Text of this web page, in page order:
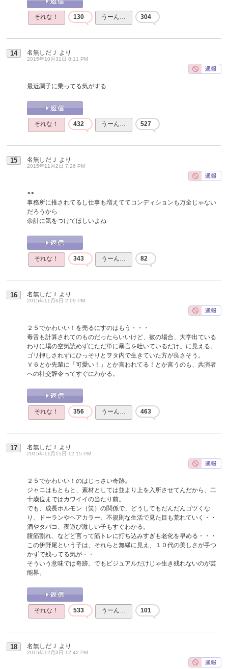
それな！ 130 うーん… 304
14 名無しだＪ より
2015年10月31日 8:11 PM
最近調子に乗ってる気がする
それな！ 432 うーん… 527
15 名無しだＪ より
2015年11月2日 7:26 PM
>>
事務所に推されてるし仕事も増えててコンディションも万全じゃない
だろうから
余計に気をつけてほしいよね
それな！ 343 うーん… 82
16 名無しだＪ より
2015年11月6日 2:09 PM
２５でかわいい！を売るにすのはもう・・・
毒舌も計算されてのものだったらいいけど、彼の場合、大学出ている
わりに場の空気読めずにただ単に暴言を吐いているだけ。に見える。
ゴリ押しされずにひっそりとヲタ内で生きていた方が良さそう。
Ｖ６とか先輩に「可愛い！」とか言われてる！とか言うのも、共演者
への社交辞令ってすぐにわかる。
それな！ 356 うーん… 463
17 名無しだＪ より
2015年11月15日 12:15 PM
２５でかわいい！のはじっさい奇跡。
ジャニはもともと、素材としては並より上を入所させてんだから、二
十歳位まではカワイイの当たり前。
でも、成長ホルモン（笑）の関係で、どうしてもだんだんゴツくな
り、ドーランやヘアカラー、不規則な生活で見た目も荒れていく・・
酒やタバコ、夜遊び激しい子もすぐわかる。
腹筋割れ、などど言って筋トレに打ち込みすぎも老化を早める・・・
この伊野尾という子は、それらと無縁に見え、１０代の美しさが手つ
かずで残ってる気が・・
そういう意味では奇跡。でもビジュアルだけじゃ生き残れないのが芸
能界。
それな！ 533 うーん… 101
18 名無しだＪ より
2015年12月3日 12:42 PM